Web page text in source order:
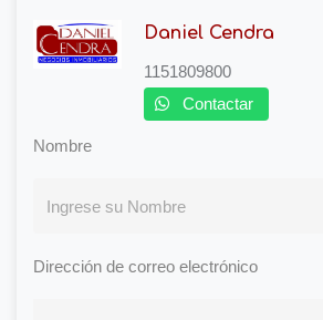
Daniel Cendra
1151809800
Contactar
Nombre
Dirección de correo electrónico